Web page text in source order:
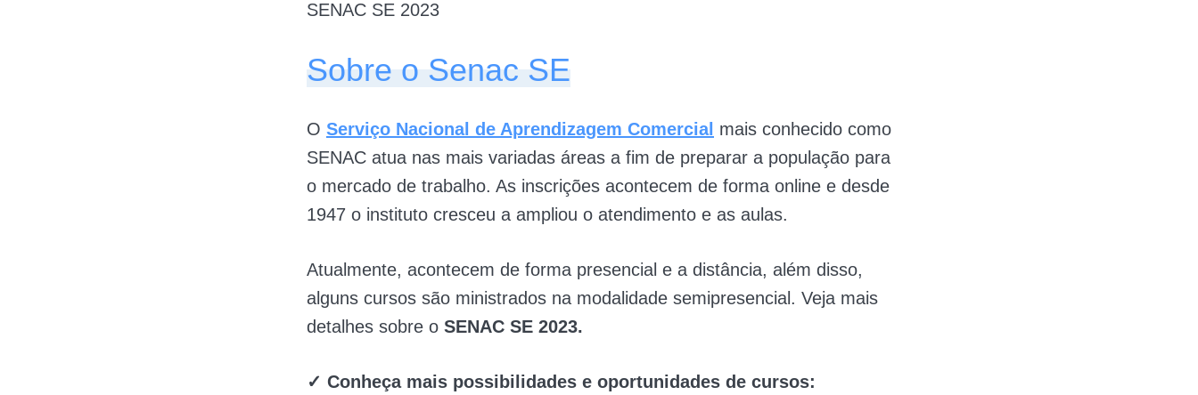
SENAC SE 2023
Sobre o Senac SE
O Serviço Nacional de Aprendizagem Comercial mais conhecido como
SENAC atua nas mais variadas áreas a fim de preparar a população para
o mercado de trabalho. As inscrições acontecem de forma online e desde
1947 o instituto cresceu a ampliou o atendimento e as aulas.
Atualmente, acontecem de forma presencial e a distância, além disso,
alguns cursos são ministrados na modalidade semipresencial. Veja mais
detalhes sobre o SENAC SE 2023.
✓ Conheça mais possibilidades e oportunidades de cursos: